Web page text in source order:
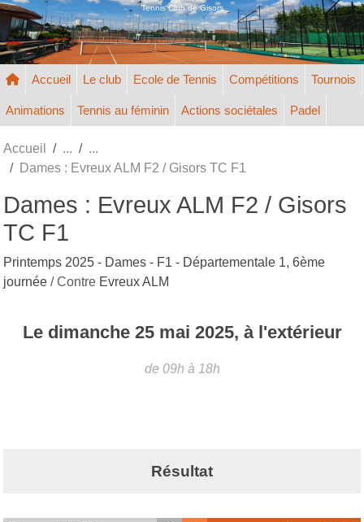
Tennis Club de Gisors
Accueil Le club Ecole de Tennis Compétitions Tournois
Animations Tennis au féminin Actions sociétales Padel
Accueil
Dames : Evreux ALM F2 / Gisors TC F1
Dames : Evreux ALM F2 / Gisors
TC F1
Printemps 2025 - Dames - F1 - Départementale 1, 6ème
journée / Contre Evreux ALM
Le dimanche 25 mai 2025, à l'extérieur
de 09h à 18h
Résultat
Panneau de gestion des cookies